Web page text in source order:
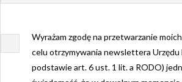
Wyrażam zgodę na przetwarzanie
celu otrzymywania newslettera Urzędu
podstawie art. 6 ust. 1 lit. a RODO)